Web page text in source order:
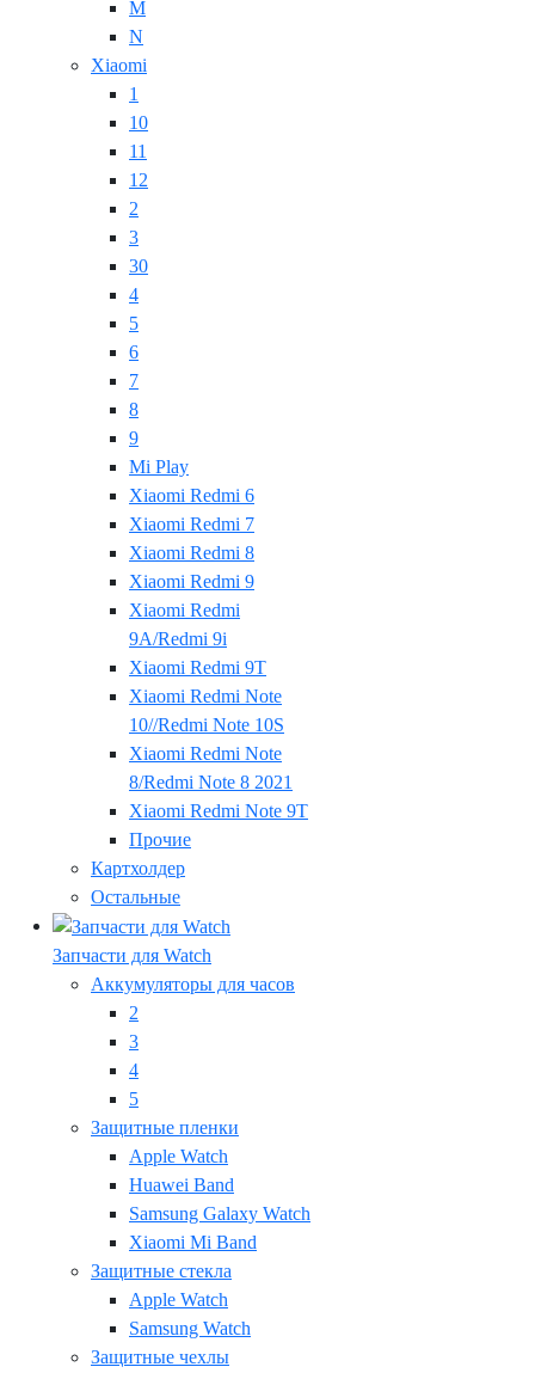
M
N
Xiaomi
1
10
11
12
2
3
30
4
5
6
7
8
9
Mi Play
Xiaomi Redmi 6
Xiaomi Redmi 7
Xiaomi Redmi 8
Xiaomi Redmi 9
Xiaomi Redmi
9A/Redmi 9i
Xiaomi Redmi 9T
Xiaomi Redmi Note
10//Redmi Note 10S
Xiaomi Redmi Note
8/Redmi Note 8 2021
Xiaomi Redmi Note 9T
Прочие
Картхолдер
Остальные
Запчасти для Watch
Аккумуляторы для часов
2
3
4
5
Защитные пленки
Apple Watch
Huawei Band
Samsung Galaxy Watch
Xiaomi Mi Band
Защитные стекла
Apple Watch
Samsung Watch
Защитные чехлы